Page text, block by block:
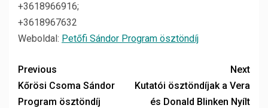
+3618966916;
+3618967632
Weboldal: Petőfi Sándor Program ösztöndíj
Previous
Kőrösi Csoma Sándor
Program ösztöndíj
Next
Kutatói ösztöndíjak a Vera
és Donald Blinken Nyílt